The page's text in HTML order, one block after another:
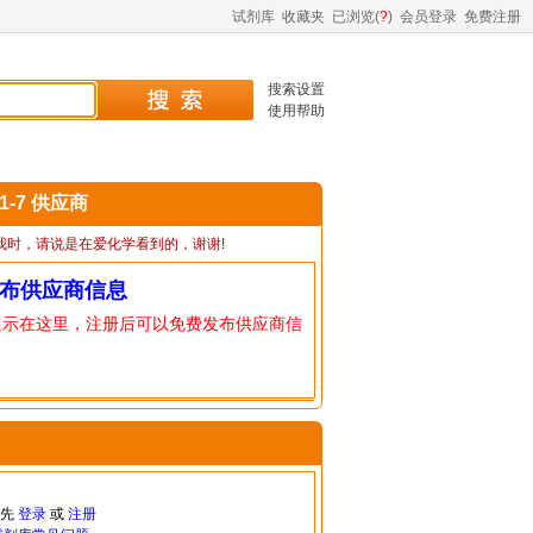
试剂库 收藏夹 已浏览(?) 会员登录 免费注册
搜索设置
使用帮助
7 供应商
时，请说是在爱化学看到的，谢谢!
供应商信息
在这里，注册后可以免费发布供应商信
登录或 注册